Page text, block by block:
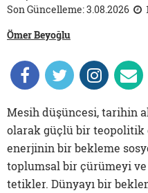
Son Güncelleme: 3.08.2026
Ömer Beyoğlu
Mesih düşüncesi, tarihin
olarak güçlü bir teopolitik
enerjinin bir bekleme
toplumsal bir çürümeyi
tetikler. Dünyayı bir